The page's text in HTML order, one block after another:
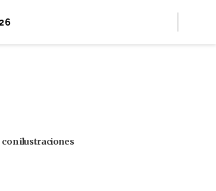
con ilustraciones